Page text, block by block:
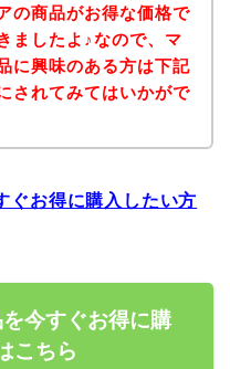
の商品がお得な価格で
ましたよ♪なので、マ
に興味のある方は下記
されてみてはいかがで
ぐお得に購入したい方
今すぐお得に購
こちら